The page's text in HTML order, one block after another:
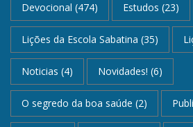
Devocional (474) Estudos (23)
Lições da Escola Sabatina (35)
Noticias (4) Novidades! (6)
O segredo da boa saúde (2)